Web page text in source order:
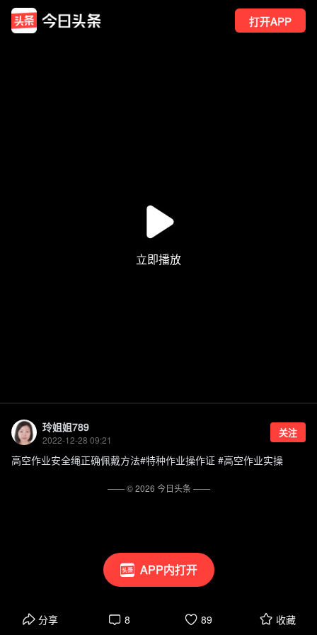
打开APP
APP内打开
玲姐姐789
2022-12-28 09:21
关注
高空作业安全绳正确佩戴方法#特种作业操作证 #高空作业实操
分享 8 89 收藏
—— ©2026 今日头条——